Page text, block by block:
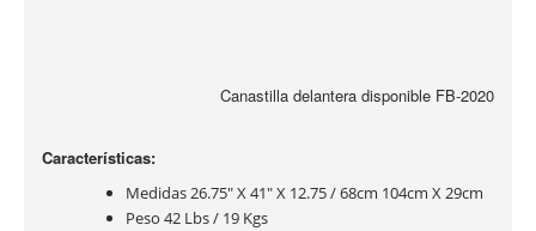
Canastilla delantera disponible FB-2020
Características:
Medidas 26.75" X 41" X 12.75 / 68cm 104cm X 29cm
Peso 42 Lbs / 19 Kgs